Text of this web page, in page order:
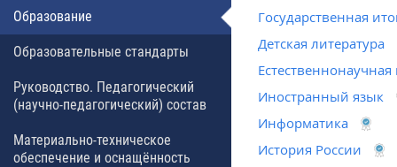
Государственная
Детская литература
Иностранный язык
Информатика
История России
Образование
Образовательные стандарты
Руководство. Педагогический
(научно-педагогический) состав
Материально-техническое
обеспечение и оснащённость